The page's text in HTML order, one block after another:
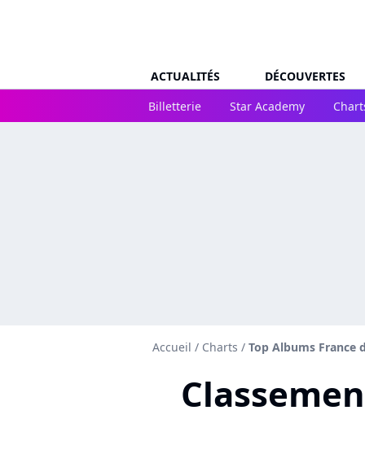
ACTUALITÉS DÉCOUVERTES
Billetterie
Star Academy
Accueil / Charts / Top Albums France